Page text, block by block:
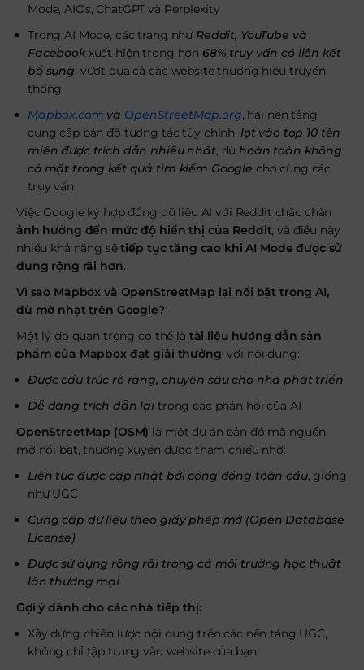
Mode, AIOs, ChatGPT và Perplexity
Trong AI Mode, các trang như Reddit, YouTube và
Facebookxuất hiện trong hơn 68% truy vấn có liên kết
bổ sung, vượt qua cả các website thương hiệu truyền
thống
Mapbox.com và OpenStreetMap.org, hai nền tảng
cung cấp bản đồ tương tác tùy chỉnh, lọt vào top 10 tên
miền được trích dẫn nhiều nhất, dùhoàn toàn không
có mặt trong kết quả tìm kiếm Google cho cùng các
truy vấn
Việc Google ký hợp đồng dữ liệu AI với Reddit chắc chắn
ảnh hưởng đến mức độ hiển thị của Reddit, và điều này
nhiều khả năng sẽtiếp tục tăng cao khi AI Mode được sử
dụng rộng rãi hơn.
Vì sao Mapbox và OpenStreetMap lại nổi bật trong AI,
dù mờ nhạt trên Google?
Một lý do quan trọng có thể là tài liệu hướng dẫn sản
phẩm của Mapbox đạt giải thưởng, với nội dung:
Được cấu trúc rõ ràng, chuyên sâu cho nhà phát triển
Dễ dàng trích dẫn lại trong các phản hồi của AI
OpenStreetMap (OSM) là một dự án bản đồ mã nguồn
mở nổi bật, thường xuyên được tham chiếu nhờ:
Liên tục được cập nhật bởi cộng đồng toàn cầu, giống
như UGC
Cung cấp dữ liệu theo giấy phép mở (Open Database
License)
Được sử dụng rộng rãi trong cả môi trường học thuật
lẫn thương mại
Gợi ý dành cho các nhà tiếp thị:
Xây dựng chiến lược nội dung trên các nền tảng UGC,
không chỉ tập trung vào website của bạn